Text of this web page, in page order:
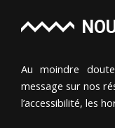
Au moindre
message sur nos
l’accessibilité, les